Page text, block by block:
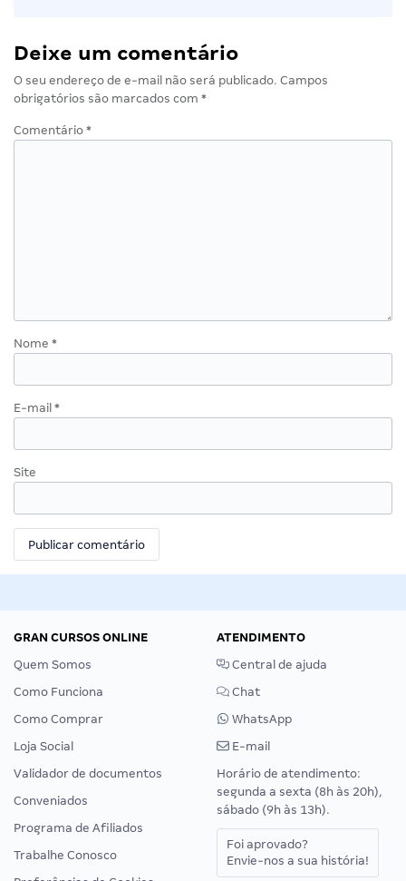
Deixe um comentário
O seu endereço de e-mail não será publicado. Campos
obrigatórios são marcados com *
Comentário *
Nome *
E-mail *
Site
GRAN CURSOS ONLINE
Quem Somos
Como Funciona
Como Comprar
Loja Social
Validador de documentos
Conveniados
Programa de Afiliados
Trabalhe Conosco
ATENDIMENTO
Central de ajuda
Chat
WhatsApp
E-mail
Horário de atendimento:
segunda a sexta (8h às 20h),
sábado (9h às 13h).
Foi aprovado?
Envie-nos a sua história!